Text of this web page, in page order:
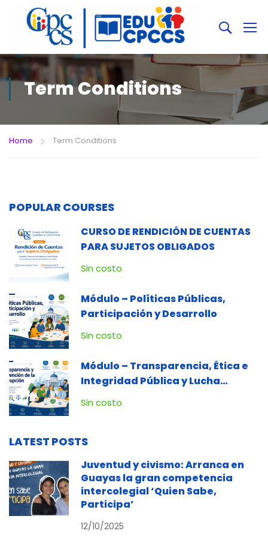
Term Conditions
Home Term Conditions
POPULAR COURSES
CURSO DE RENDICIÓN DE CUENTAS
PARA SUJETOS OBLIGADOS
Sin costo
Módulo – Políticas Públicas,
Participación y Desarrollo
Sin costo
Módulo – Transparencia, Ética e
Integridad Pública y Lucha
Contra la Corrupción
Sin costo
LATEST POSTS
Juventud y civismo: Arranca en
Guayas la gran competencia
intercolegial ‘Quien Sabe,
Participa’
12/10/2025